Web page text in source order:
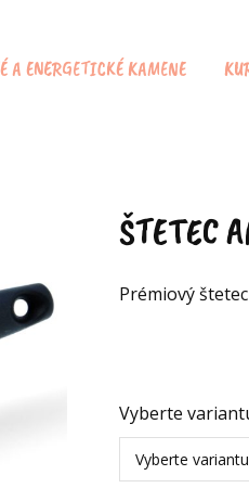
A ENERGETICKÉ KAMENE
ŠTETEC
Prémiový
Vyberte
Vyberte variantu